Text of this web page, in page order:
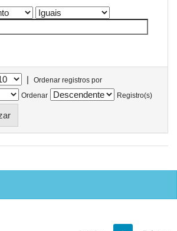
|
Ordenar registros por
Ordenar
Registro(s)